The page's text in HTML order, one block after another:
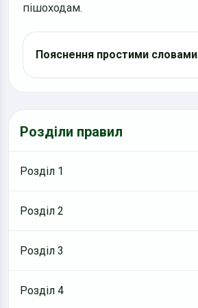
Розділи правил
Розділ 1
Розділ 2
Розділ 3
Розділ 4
пішоходам.
Пояснення простими словами